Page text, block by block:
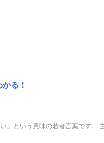
る！
」という意味の若者言葉です